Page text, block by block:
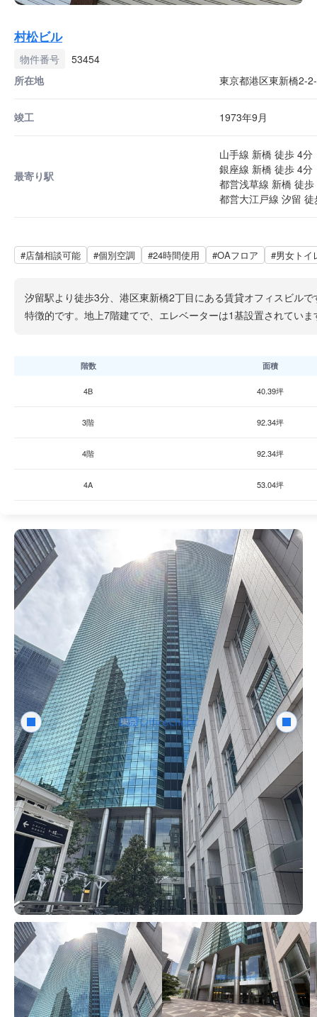
村松ビル
物件番号
53454
所在地
東京都港区東新橋2-
竣工 1973年9月
最寄り駅
山手線 新橋 徒歩 4分
銀座線 新橋 徒歩 4分
都営浅草線 新橋 徒歩
都営大江戸線 汐留
#店舗相談可能 #個別空調 #24時間使用 #OAフロア #男女トイ
汐留駅より徒歩3分、港区東新橋2丁目にある賃貸オフィスビル
特徴的です。地上7階建てで、エレベーターは1基設置されてい
階数 面積
4B 40.39坪
3階 92.34坪
4階 92.34坪
4A 53.04坪